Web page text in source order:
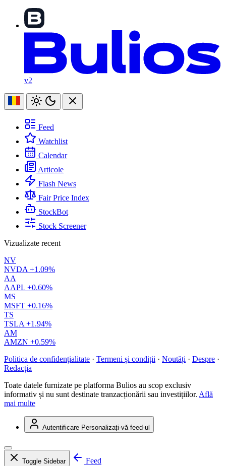
v2
Feed
Watchlist
Calendar
Articole
Flash News
Fair Price Index
StockBot
Stock Screener
Vizualizate recent
NV
NVDA +1.09%
AA
AAPL +0.60%
MS
MSFT +0.16%
TS
TSLA +1.94%
AM
AMZN +0.59%
Politica de confidențialitate · Termeni și condiții · Noutăți · Despre ·
Redacția
Toate datele furnizate pe platforma Bulios au scop exclusiv
informativ și nu sunt destinate tranzacționării sau investițiilor. Află
mai multe
Autentificare Personalizați-vă feed-ul
Toggle Sidebar
Feed